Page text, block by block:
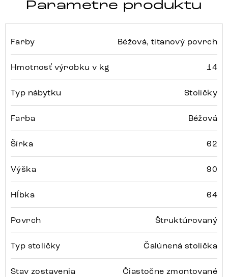
Parametre produktu
Farby Béžová, titanový povrch
Hmotnosť výrobku v kg 14
Typ nábytku Stoličky
Farba Béžová
Šírka 62
Výška 90
Hĺbka 64
Povrch Štruktúrovaný
Typ stoličky Čalúnená stolička
Stav zostavenia Čiastočne zmontované